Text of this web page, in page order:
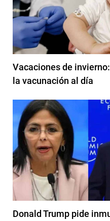
Vacaciones de
la vacunación al día
Donald Trump pide